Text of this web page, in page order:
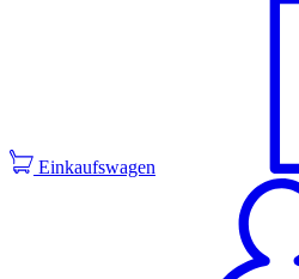
Einkaufswagen